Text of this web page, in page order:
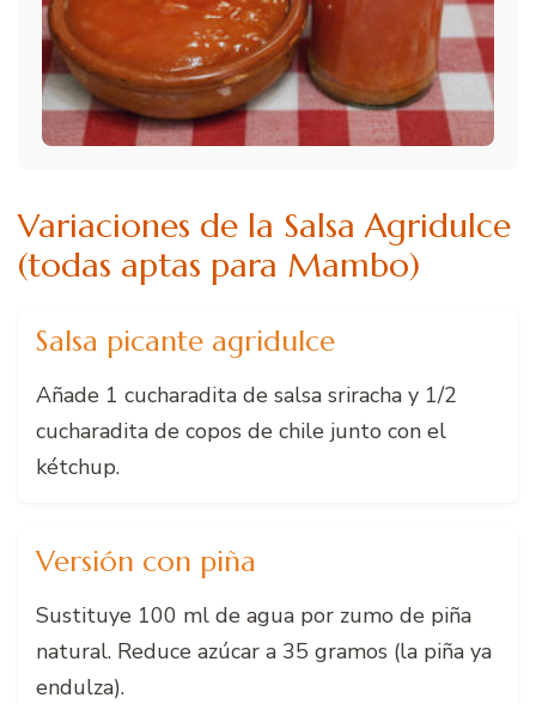
Variaciones de la Salsa Agridulce
(todas aptas para Mambo)
Salsa picante agridulce
Añade 1 cucharadita de salsa sriracha y 1/2
cucharadita de copos de chile junto con el
kétchup.
Versión con piña
Sustituye 100 ml de agua por zumo de piña
natural. Reduce azúcar a 35 gramos (la piña ya
endulza).